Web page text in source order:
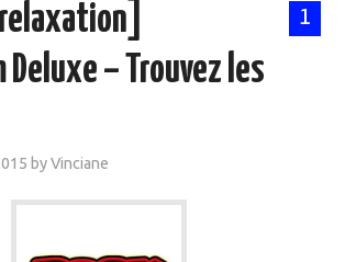
1
relaxation]
Deluxe – Trouvez les
byVinciane